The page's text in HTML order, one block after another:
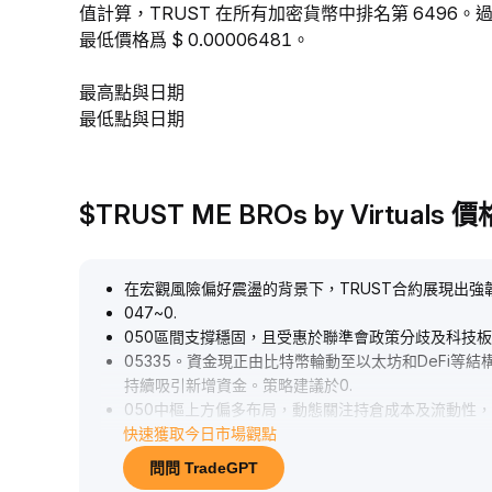
值計算，TRUST 在所有加密貨幣中排名第 6496
最低價格爲 $ 0.00006481。
最高點與日期
最低點與日期
$TRUST ME BROs by Virtuals 價
在宏觀風險偏好震盪的背景下，TRUST合約展現出強
047~0.
050區間支撐穩固，且受惠於聯準會政策分歧及科技
05335。資金現正由比特幣輪動至以太坊和DeFi等結
持續吸引新增資金。策略建議於0.
050中樞上方偏多布局，動態關注持倉成本及流動性
快速獲取今日市場觀點
問問 TradeGPT